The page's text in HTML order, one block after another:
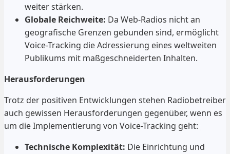
weiter stärken.
Globale Reichweite: Da Web-Radios nicht an
geografische Grenzen gebunden sind, ermöglicht
Voice-Tracking die Adressierung eines weltweiten
Publikums mit maßgeschneiderten Inhalten.
Herausforderungen
Trotz der positiven Entwicklungen stehen Radiobetreiber
auch gewissen Herausforderungen gegenüber, wenn es
um die Implementierung von Voice-Tracking geht:
Technische Komplexität: Die Einrichtung und